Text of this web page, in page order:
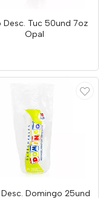
Desc. Tuc 50und 7oz
Opal
Desc. Domingo 25und